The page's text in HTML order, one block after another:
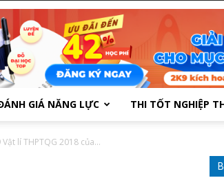
GIÁ NĂNG LỰC THI TỐT NGHIỆP
lí THPTQG 2018 của...